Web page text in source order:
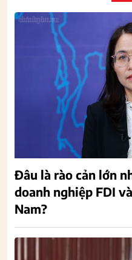
Đâu là rào cản lớn
doanh nghiệp FDI
Nam?